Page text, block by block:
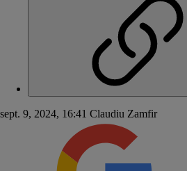
sept. 9, 2024, 16:41 Claudiu Zamfir